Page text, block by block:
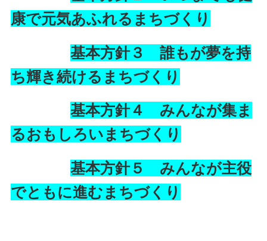
康で元気あふれるまちづくり
基本方針３ 誰もが夢を持
ち輝き続けるまちづくり
基本方針４ みんなが集ま
るおもしろいまちづくり
基本方針５ みんなが主役
でともに進むまちづくり